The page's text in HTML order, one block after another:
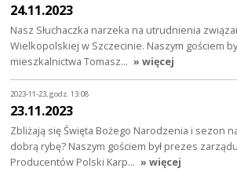
24.11.2023
Nasz Słuchaczka narzeka na utrudnienia
Wielkopolskiej w Szczecinie. Naszym gościem
mieszkalnictwa Tomasz… » więcej
2023-11-23, godz. 13:08
23.11.2023
Zbliżają się Święta Bożego Narodzenia i sezon
dobrą rybę? Naszym gościem był prezes
Producentów Polski Karp… » więcej